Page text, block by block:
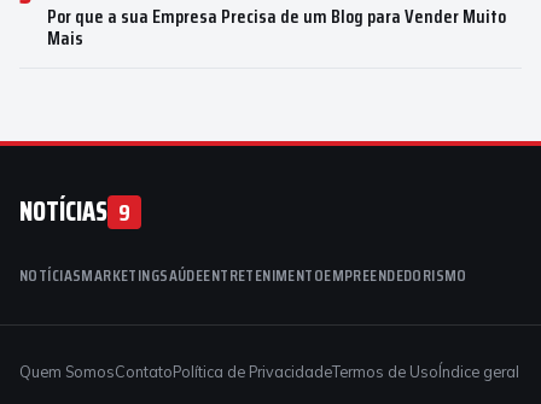
Por que a sua Empresa Precisa de um Blog para Vender Muito
Mais
NOTÍCIAS 9
NOTÍCIASMARKETINGSAÚDEENTRETENIMENTOEMPREENDEDORISMO
Quem SomosContatoPolítica de PrivacidadeTermos de UsoÍndice geral